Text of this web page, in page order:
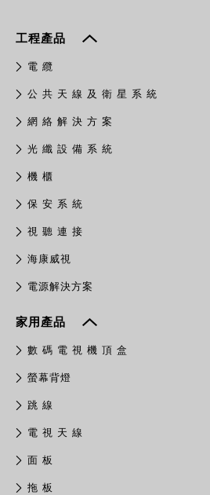
工程產品
電 纜
公 共 天 線 及 衛 星 系 統
網 絡 解 決 方 案
光 纖 設 備 系 統
機 櫃
保 安 系 統
視 聽 連 接
​海康威視
電源解決方案
家用產品
數 碼 電 視 機 頂 盒
螢幕背燈
跳 線
電 視 天 線
面 板
拖 板